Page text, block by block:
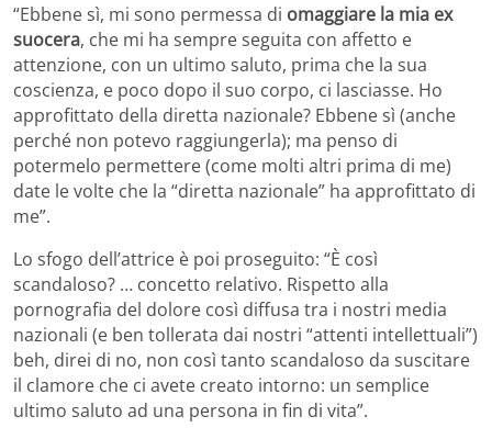
“Ebbene sì, mi sono permessa di omaggiare la mia ex
suocera, che mi ha sempre seguita con affetto e
attenzione, con un ultimo saluto, prima che la sua
coscienza, e poco dopo il suo corpo, ci lasciasse. Ho
approfittato della diretta nazionale? Ebbene sì (anche
perché non potevo raggiungerla); ma penso di
potermelo permettere (come molti altri prima di me)
date le volte che la “diretta nazionale” ha approfittato di
me”.
Lo sfogo dell’attrice è poi proseguito: “È così
scandaloso? … concetto relativo. Rispetto alla
pornografia del dolore così diffusa tra i nostri media
nazionali (e ben tollerata dai nostri “attenti intellettuali”)
beh, direi di no, non così tanto scandaloso da suscitare
il clamore che ci avete creato intorno: un semplice
ultimo saluto ad una persona in fin di vita”.